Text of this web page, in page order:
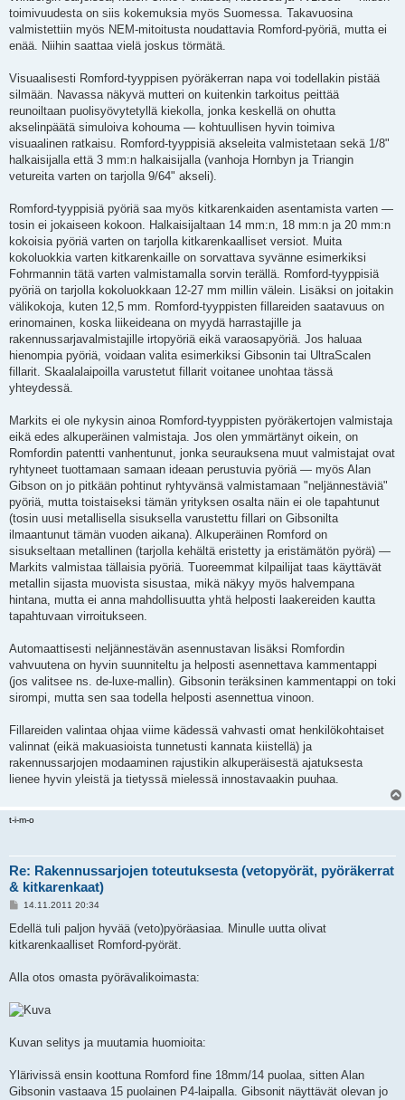
toimivuudesta on siis kokemuksia myös Suomessa. Takavuosina
valmistettiin myös NEM-mitoitusta noudattavia Romford-pyöriä, mutta ei
enää. Niihin saattaa vielä joskus törmätä.
Visuaalisesti Romford-tyyppisen pyöräkerran napa voi todellakin pistää
silmään. Navassa näkyvä mutteri on kuitenkin tarkoitus peittää
reunoiltaan puolisyövytetyllä kiekolla, jonka keskellä on ohutta
akselinpäätä simuloiva kohouma — kohtuullisen hyvin toimiva
visuaalinen ratkaisu. Romford-tyyppisiä akseleita valmistetaan sekä 1/8"
halkaisijalla että 3 mm:n halkaisijalla (vanhoja Hornbyn ja Triangin
vetureita varten on tarjolla 9/64" akseli).
Romford-tyyppisiä pyöriä saa myös kitkarenkaiden asentamista varten —
tosin ei jokaiseen kokoon. Halkaisijaltaan 14 mm:n, 18 mm:n ja 20 mm:n
kokoisia pyöriä varten on tarjolla kitkarenkaalliset versiot. Muita
kokoluokkia varten kitkarenkaille on sorvattava syvänne esimerkiksi
Fohrmannin tätä varten valmistamalla sorvin terällä. Romford-tyyppisiä
pyöriä on tarjolla kokoluokkaan 12-27 mm millin välein. Lisäksi on joitakin
välikokoja, kuten 12,5 mm. Romford-tyyppisten fillareiden saatavuus on
erinomainen, koska liikeideana on myydä harrastajille ja
rakennussarjavalmistajille irtopyöriä eikä varaosapyöriä. Jos haluaa
hienompia pyöriä, voidaan valita esimerkiksi Gibsonin tai UltraScalen
fillarit. Skaalalaipoilla varustetut fillarit voitanee unohtaa tässä
yhteydessä.
Markits ei ole nykysin ainoa Romford-tyyppisten pyöräkertojen valmistaja
eikä edes alkuperäinen valmistaja. Jos olen ymmärtänyt oikein, on
Romfordin patentti vanhentunut, jonka seurauksena muut valmistajat ovat
ryhtyneet tuottamaan samaan ideaan perustuvia pyöriä — myös Alan
Gibson on jo pitkään pohtinut ryhtyvänsä valmistamaan "neljännestäviä"
pyöriä, mutta toistaiseksi tämän yrityksen osalta näin ei ole tapahtunut
(tosin uusi metallisella sisuksella varustettu fillari on Gibsonilta
ilmaantunut tämän vuoden aikana). Alkuperäinen Romford on
sisukseltaan metallinen (tarjolla kehältä eristetty ja eristämätön pyörä) —
Markits valmistaa tällaisia pyöriä. Tuoreemmat kilpailijat taas käyttävät
metallin sijasta muovista sisustaa, mikä näkyy myös halvempana
hintana, mutta ei anna mahdollisuutta yhtä helposti laakereiden kautta
tapahtuvaan virroitukseen.
Automaattisesti neljännestävän asennustavan lisäksi Romfordin
vahvuutena on hyvin suunniteltu ja helposti asennettava kammentappi
(jos valitsee ns. de-luxe-mallin). Gibsonin teräksinen kammentappi on toki
sirompi, mutta sen saa todella helposti asennettua vinoon.
Fillareiden valintaa ohjaa viime kädessä vahvasti omat henkilökohtaiset
valinnat (eikä makuasioista tunnetusti kannata kiistellä) ja
rakennussarjojen modaaminen rajustikin alkuperäisestä ajatuksesta
lienee hyvin yleistä ja tietyssä mielessä innostavaakin puuhaa.
t-i-m-o
Re: Rakennussarjojen toteutuksesta (vetopyörät, pyöräkerrat
& kitkarenkaat)
V
e
t
14.11.2011 20:34
Edellä tuli paljon hyvää (veto)pyöräasiaa. Minulle uutta olivat
kitkarenkaalliset Romford-pyörät.
Alla otos omasta pyörävalikoimasta:
Kuvan selitys ja muutamia huomioita:
Ylärivissä ensin koottuna Romford fine 18mm/14 puolaa, sitten Alan
Gibsonin vastaava 15 puolainen P4-laipalla. Gibsonit näyttävät olevan jo